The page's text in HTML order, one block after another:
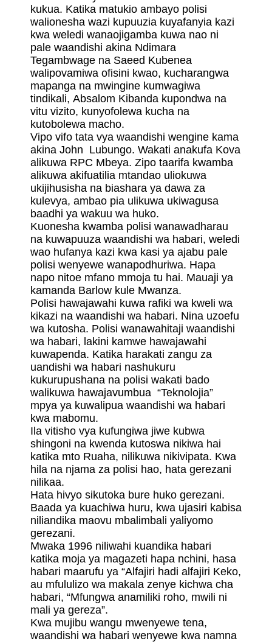
kukua. Katika matukio ambayo polisi
walionesha wazi kupuuzia kuyafanyia kazi
kwa weledi wanaojigamba kuwa nao ni
pale waandishi akina Ndimara
Tegambwage na Saeed Kubenea
walipovamiwa ofisini kwao, kucharangwa
mapanga na mwingine kumwagiwa
tindikali, Absalom Kibanda kupondwa na
vitu vizito, kunyofolewa kucha na
kutobolewa macho.
Vipo vifo tata vya waandishi wengine kama
akina John Lubungo. Wakati anakufa Kova
alikuwa RPC Mbeya. Zipo taarifa kwamba
alikuwa akifuatilia mtandao uliokuwa
ukijihusisha na biashara ya dawa za
kulevya, ambao pia ulikuwa ukiwagusa
baadhi ya wakuu wa huko.
Kuonesha kwamba polisi wanawadharau
na kuwapuuza waandishi wa habari, weledi
wao hufanya kazi kwa kasi ya ajabu pale
polisi wenyewe wanapodhuriwa. Hapa
napo nitoe mfano mmoja tu hai. Mauaji ya
kamanda Barlow kule Mwanza.
Polisi hawajawahi kuwa rafiki wa kweli wa
kikazi na waandishi wa habari. Nina uzoefu
wa kutosha. Polisi wanawahitaji waandishi
wa habari, lakini kamwe hawajawahi
kuwapenda. Katika harakati zangu za
uandishi wa habari nashukuru
kukurupushana na polisi wakati bado
walikuwa hawajavumbua “Teknolojia”
mpya ya kuwalipua waandishi wa habari
kwa mabomu.
Ila vitisho vya kufungiwa jiwe kubwa
shingoni na kwenda kutoswa nikiwa hai
katika mto Ruaha, nilikuwa nikivipata. Kwa
hila na njama za polisi hao, hata gerezani
nilikaa.
Hata hivyo sikutoka bure huko gerezani.
Baada ya kuachiwa huru, kwa ujasiri kabisa
niliandika maovu mbalimbali yaliyomo
gerezani.
Mwaka 1996 niliwahi kuandika habari
katika moja ya magazeti hapa nchini, hasa
habari maarufu ya “Alfajiri hadi alfajiri Keko,
au mfululizo wa makala zenye kichwa cha
habari, “Mfungwa anamiliki roho, mwili ni
mali ya gereza”.
Kwa mujibu wangu mwenyewe tena,
waandishi wa habari wenyewe kwa namna